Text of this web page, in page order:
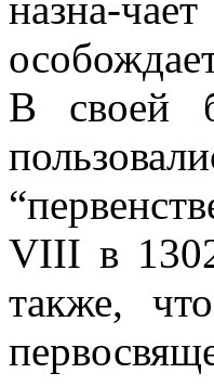
В своей
VIII в
также,